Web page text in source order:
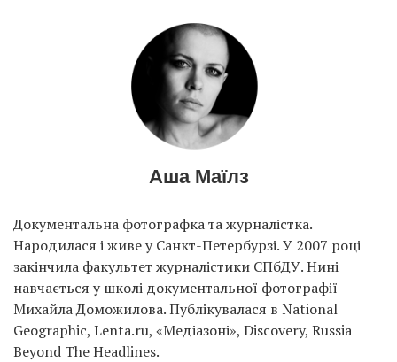
Аша Маїлз
Документальна фотографка та журналістка.
Народилася і живе у Санкт-Петербурзі. У 2007 році
закінчила факультет журналістики СПбДУ. Нині
навчається у школі документальної фотографії
Михайла Доможилова. Публікувалася в National
Geographic, Lenta.ru, «Медіазоні», Discovery, Russia
Beyond The Headlines.